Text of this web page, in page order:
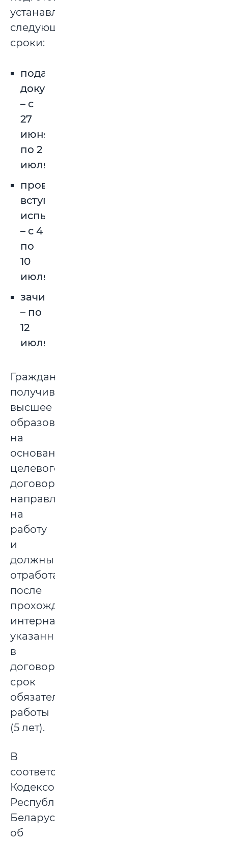
устанавливаются
следующие
сроки:
подачи
документов
– с
27
июня
по 2
июля;
проведения
вступительных
испытаний
– с 4
по
10
июля;
зачисления
– по
12
июля.
Граждане,
получившие
высшее
образование
на
основании
целевого
договора,
направляются
на
работу
и
должны
отработать
после
прохождения
интернатуры
указанный
в
договоре
срок
обязательной
работы
(5 лет).
В
соответствии
Кодексом
Республики
Беларусь
об